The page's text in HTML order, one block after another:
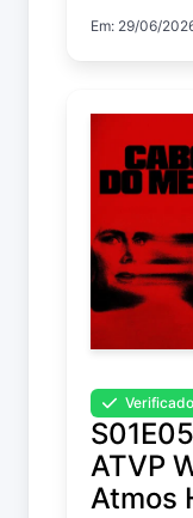
Temp. 3
Em: 29/06/
Verificado
ATVP
Atmos